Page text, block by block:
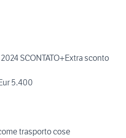
SCONTATO+Extra sconto
5.400
trasporto cose